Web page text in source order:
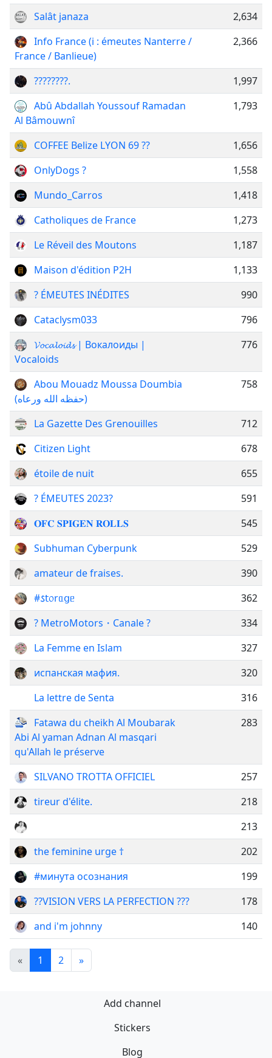
Salât janaza
2,634
Info France (ℹ️ : émeutes Nanterre /
France / Banlieue)
2,366
????????.️
1,997
Abû Abdallah Youssouf Ramadan
Al Bâmouwnî
1,793
COFFEE Belize LYON 69 ??
1,656
OnlyDogs ?
1,558
Mundo_Carros
1,418
Catholiques de France
1,273
Le Réveil des Moutons
1,187
Maison d'édition P2H
1,133
? ÉMEUTES INÉDITES
990
Cataclysm033
796
𝓥𝓸𝓬𝓪𝓵𝓸𝓲𝓭𝓼 | Вокалоиды |
Vocaloids
776
Abou Mouadz Moussa Doumbia
(حفظه الله ورعاه)
758
La Gazette Des Grenouilles
712
Citizen Light
678
étoile de nuit
655
? ÉMEUTES 2023?
591
𝐎𝐅𝐂 𝐒𝐏𝐈𝐆𝐄𝐍 𝐑𝐎𝐋𝐋𝐒
545
Subhuman Cyberpunk
529
amateur de fraises.
390
#𐒖𝗍᥆rᥲցᥱ
362
? MetroMotors・Canale ?
334
La Femme en Islam
327
испанская мафия.
320
La lettre de Senta
316
Fatawa du cheikh Al Moubarak
Abi Al yaman Adnan Al masqari
qu'Allah le préserve
283
SILVANO TROTTA OFFICIEL
257
tireur d'élite.
218
213
the feminine urge †
202
#минута осознания
199
??VISION VERS LA PERFECTION ???
178
and i'm johnny
140
« 1 2 »
Add channel
Stickers
Blog